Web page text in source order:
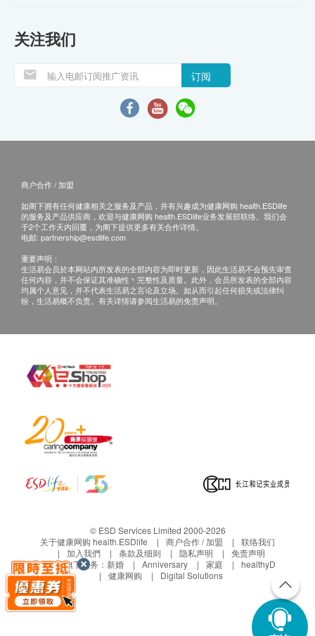
关注我们
订阅
商户合作 / 加盟
如阁下拥有任何健康相关之服务及产品，并有兴趣成为健康网购 health.ESDlife
的服务及产品供应商，欢迎与健康网购 health.ESDlife业务发展部联络。我们会
于2个工作天内回覆，为阁下提供更多有关合作详情。
电邮: partnership@esdlife.com
重要声明：
生活易会员於本网站内所发表的全部内容为即时更新，因此生活易不会预先审查
任何内容，并不会保证其准确性丶完整性及质量。此外，会员所发表的全部内容
均属个人意见，并不代表生活易之言论及立场。如从而引起任何损失或法律纠
纷，生活易概不负责。有关详情请参阅生活易的免责声明。
© ESD Services Limited 2000-2026
关于健康网购 health.ESDlife
商户合作 / 加盟
联络我们
加入我們
条款及细则 隐私声明
免责声明
生活易旗下业务： 新婚 Anniversary 家庭
healthyD
健康网购
Digital Solutions